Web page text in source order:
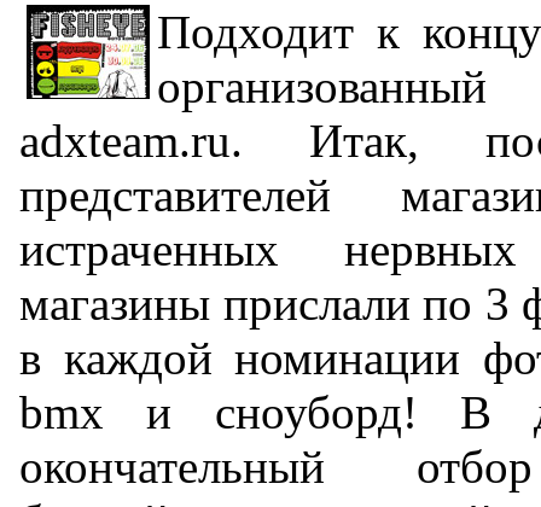
Подходит к
adxteam.ru. Итак,
представителей
истраченных
магазины прислали по 3
в каждой номинации
bmx и сноуборд! В
окончательный